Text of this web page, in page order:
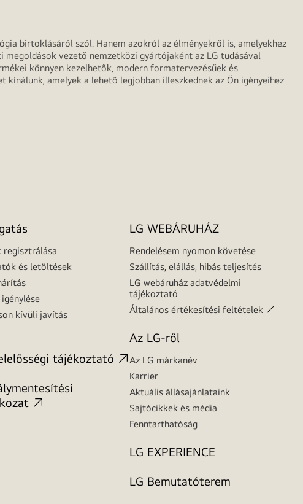
birtoklásáról szól. Hanem azokról az élményekről is, amelyekhez
vezető nemzetközi gyártójaként az LG tudásával
könnyen kezelhetők, modern formatervezésűek és
amelyek a lehető legjobban illeszkednek az Ön igényeihez
regisztrálása
és letöltések
kívüli javítás
tájékoztató
LG WEBÁRUHÁZ
Rendelésem nyomon követése
Szállítás, elállás, hibás teljesítés
LG webáruház adatvédelmi
tájékoztató
Általános értékesítési feltételek
Az LG-ről
Az LG márkanév
Karrier
Aktuális állásajánlataink
Sajtócikkek és média
Fenntarthatóság
LG EXPERIENCE
LG Bemutatóterem